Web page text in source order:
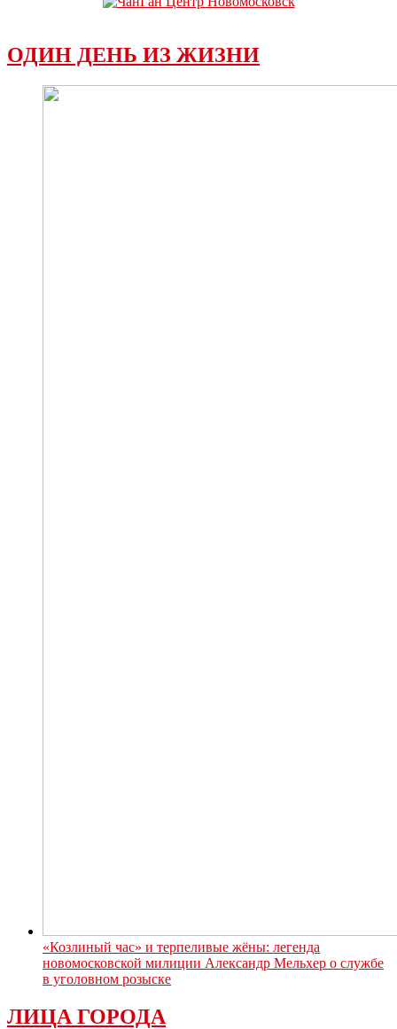
ОДИН ДЕНЬ ИЗ ЖИЗНИ
«Козлиный час» и терпеливые жёны: легенда
новомосковской милиции Александр Мельхер о службе
в уголовном розыске
ЛИЦА ГОРОДА